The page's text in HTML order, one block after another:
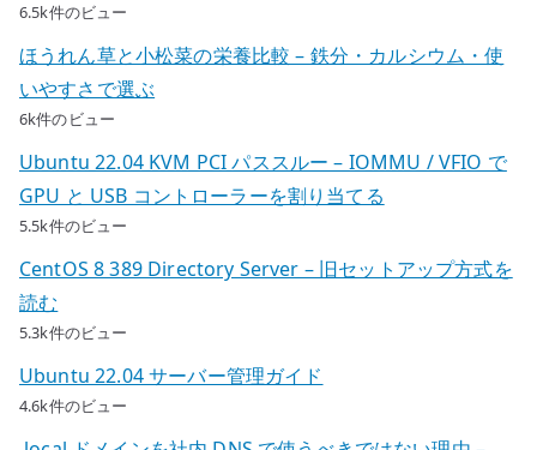
6.5k件のビュー
ほうれん草と小松菜の栄養比較 – 鉄分・カルシウム・使
いやすさで選ぶ
6k件のビュー
Ubuntu 22.04 KVM PCI パススルー – IOMMU / VFIO で
GPU と USB コントローラーを割り当てる
5.5k件のビュー
CentOS 8 389 Directory Server – 旧セットアップ方式を
読む
5.3k件のビュー
Ubuntu 22.04 サーバー管理ガイド
4.6k件のビュー